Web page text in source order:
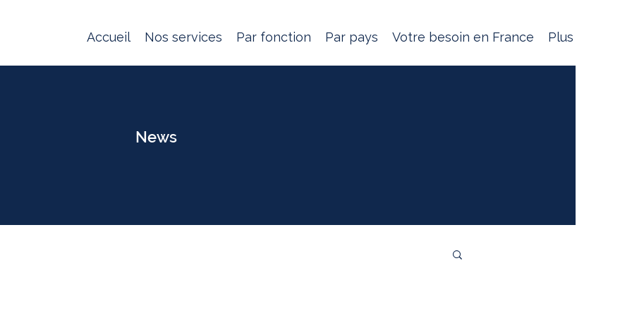
Accueil Nos services Par fonction Par pays Votre besoin en France Plus
News